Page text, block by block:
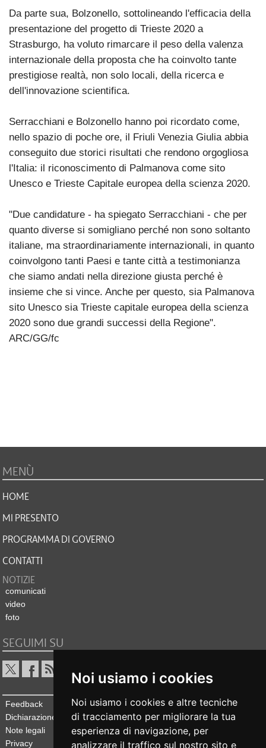
Noi usiamo i cookies
Noi usiamo i cookies e altre tecniche
di tracciamento per migliorare la tua
esperienza di navigazione, per
analizzare il traffico sul nostro sito e
Da parte sua, Bolzonello, sottolineando l'efficacia della
presentazione del progetto di Trieste 2020 a
Strasburgo, ha voluto rimarcare il peso della valenza
internazionale della proposta che ha coinvolto tante
prestigiose realtà, non solo locali, della ricerca e
dell'innovazione scientifica.
Serracchiani e Bolzonello hanno poi ricordato come,
nello spazio di poche ore, il Friuli Venezia Giulia abbia
conseguito due storici risultati che rendono orgogliosa
l'Italia: il riconoscimento di Palmanova come sito
Unesco e Trieste Capitale europea della scienza 2020.
"Due candidature - ha spiegato Serracchiani - che per
quanto diverse si somigliano perché non sono soltanto
italiane, ma straordinariamente internazionali, in quanto
coinvolgono tanti Paesi e tante città a testimonianza
che siamo andati nella direzione giusta perché è
insieme che si vince. Anche per questo, sia Palmanova
sito Unesco sia Trieste capitale europea della scienza
2020 sono due grandi successi della Regione".
ARC/GG/fc
MENÙ
HOME
MI PRESENTO
PROGRAMMA DI GOVERNO
CONTATTI
NOTIZIE
comunicati
video
foto
SEGUIMI SU
Feedback
Dichiarazione di accessibilità
Note legali
Privacy